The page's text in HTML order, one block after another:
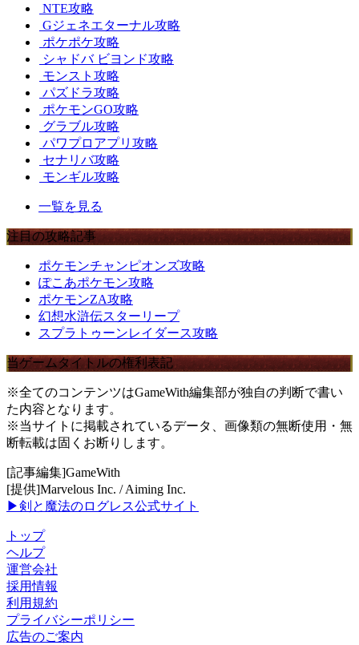
NTE攻略
Gジェネエターナル攻略
ポケポケ攻略
シャドバ ビヨンド攻略
モンスト攻略
パズドラ攻略
ポケモンGO攻略
グラブル攻略
パワプロアプリ攻略
セナリバ攻略
モンギル攻略
一覧を見る
注目の攻略記事
ポケモンチャンピオンズ攻略
ぽこあポケモン攻略
ポケモンZA攻略
幻想水滸伝スターリープ
スプラトゥーンレイダース攻略
当ゲームタイトルの権利表記
※全てのコンテンツはGameWith編集部が独自の判断で書い
た内容となります。
※当サイトに掲載されているデータ、画像類の無断使用・無
断転載は固くお断りします。
[記事編集]GameWith
[提供]Marvelous Inc. / Aiming Inc.
▶剣と魔法のログレス公式サイト
トップ
ヘルプ
運営会社
採用情報
利用規約
プライバシーポリシー
広告のご案内